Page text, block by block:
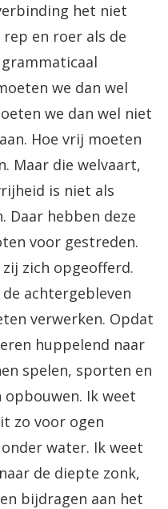
het niet
en roer als de
we dan wel
we dan wel niet
Hoe vrij moeten
Maar die welvaart,
is niet als
Daar hebben deze
voor gestreden.
zich opgeofferd.
achtergebleven
verwerken. Opdat
huppelend naar
spelen, sporten en
opbouwen. Ik weet
zo voor ogen
water. Ik weet
de diepte zonk,
bijdragen aan het